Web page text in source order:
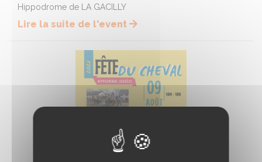
Hippodrome de LA GACILLY
Lire la suite de l'event